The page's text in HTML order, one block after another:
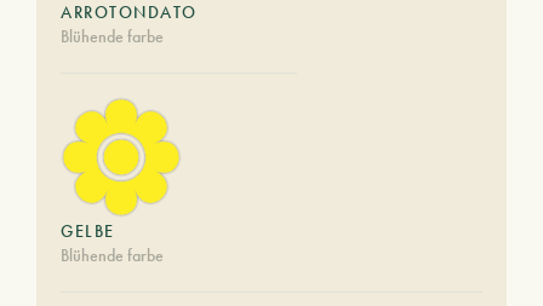
ARROTONDATO
Blühende farbe
GELBE
Blühende farbe